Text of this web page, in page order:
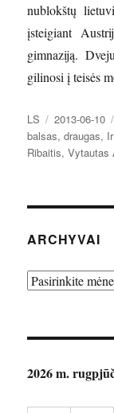
nublokštų
įsteigiant
gimnaziją.
gilinosi į teisės
Autorius
LS Paskelbta
2013-06-10
balsas,draugas,
Ribaitis,Vytautas
ARCHYVAI
Archyvai
2026 m.